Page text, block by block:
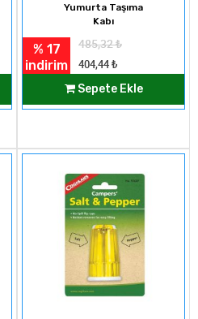
Yumurta Taşıma
Kabı
% 17
indirim
485,32₺
404,44 ₺
Sepete Ekle